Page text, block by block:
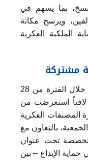
بما يسهم في
ويرسخ مكانة
الملكية الفكرية
مشتركة
وشهد المعرض الذي أقيمت فعالياته خلال الفترة من 28
لافتاً استعرضت من
المصنفات الفكرية
بالتعاون مع
متخصصة تحت عنوان
الإبداع – بين